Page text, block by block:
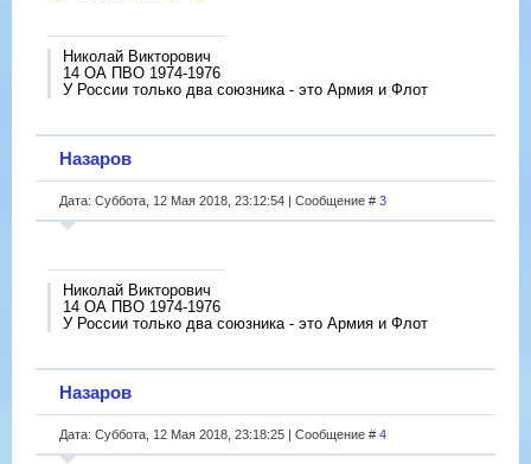
Николай Викторович
14 ОА ПВО 1974-1976
У России только два союзника - это Армия и Флот
Назаров
Дата: Суббота, 12 Мая 2018, 23:12:54 | Сообщение # 3
Николай Викторович
14 ОА ПВО 1974-1976
У России только два союзника - это Армия и Флот
Назаров
Дата: Суббота, 12 Мая 2018, 23:18:25 | Сообщение # 4